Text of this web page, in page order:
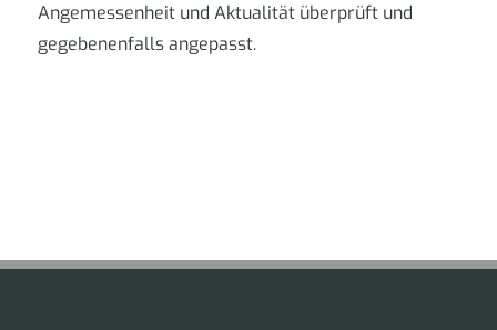
Angemessenheit und Aktualität überprüft und
gegebenenfalls angepasst.